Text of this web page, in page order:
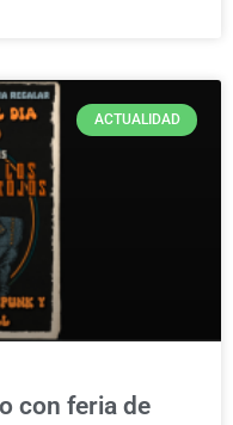
ACTUALIDAD
con feria de